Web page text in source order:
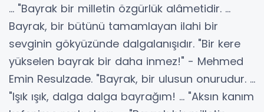
... "Bayrak bir milletin özgürlük alâmetidir. ...
Bayrak, bir bütünü tamamlayan ilahi bir
sevginin gökyüzünde dalgalanışıdır. "Bir kere
yükselen bayrak bir daha inmez!" - Mehmed
Emin Resulzade. "Bayrak, bir ulusun onurudur. ...
"Işık ışık, dalga dalga bayrağım! ... "Aksın kanım